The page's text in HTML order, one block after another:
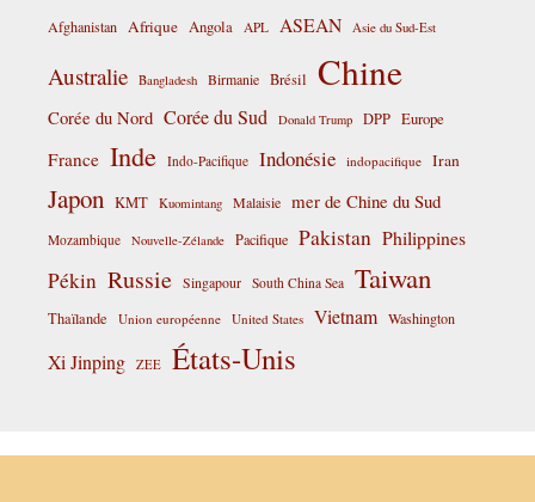
Afghanistan Afrique Angola APL ASEAN Asie du Sud-Est
Australie Bangladesh Birmanie Brésil Chine
Corée du Nord Corée du Sud Donald Trump DPP Europe
France Inde Indo-Pacifique Indonésie indopacifique Iran
Japon KMT Kuomintang Malaisie mer de Chine du Sud
Mozambique Nouvelle-Zélande Pacifique Pakistan Philippines
Pékin Russie Singapour South China Sea Taiwan
Thaïlande Union européenne United States Vietnam Washington
Xi Jinping ZEE États-Unis